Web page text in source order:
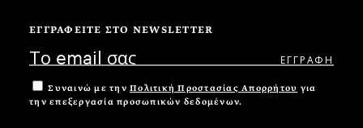
ΕΓΓΡΑΦΕΙΤΕ ΣΤΟ NEWSLETTER
Συναινώ με την Πολιτική Προστασίας Απορρήτου για
την επεξεργασία προσωπικών δεδομένων.